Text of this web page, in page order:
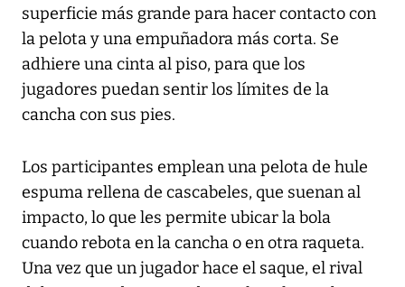
superficie más grande para hacer contacto con
la pelota y una empuñadora más corta. Se
adhiere una cinta al piso, para que los
jugadores puedan sentir los límites de la
cancha con sus pies.
Los participantes emplean una pelota de hule
espuma rellena de cascabeles, que suenan al
impacto, lo que les permite ubicar la bola
cuando rebota en la cancha o en otra raqueta.
Una vez que un jugador hace el saque, el rival